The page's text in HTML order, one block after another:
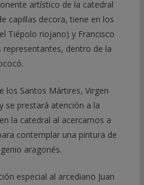
artístico de la catedral
capillas decora, tiene en los
Tiépolo riojano) y Francisco
dentro de la
los Santos Mártires, Virgen
se prestará atención a la
la catedral al acercarnos a
contemplar una pintura de
aragonés.
especial al arcediano Juan